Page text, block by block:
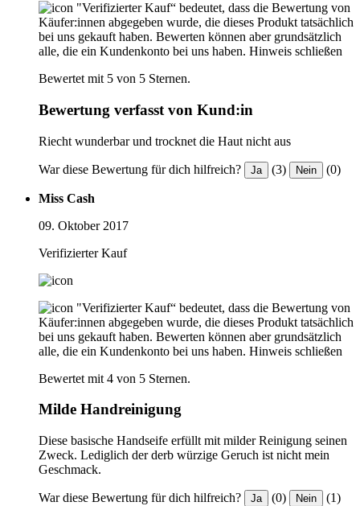
"Verifizierter Kauf“ bedeutet, dass die Bewertung von
Käufer:innen abgegeben wurde, die dieses Produkt tatsächlich
bei uns gekauft haben. Bewerten können aber grundsätzlich
alle, die ein Kundenkonto bei uns haben. Hinweis schließen
Bewertet mit 5 von 5 Sternen.
Bewertung verfasst von Kund:in
Riecht wunderbar und trocknet die Haut nicht aus
War diese Bewertung für dich hilfreich? Ja (3) Nein (0)
Miss Cash
09. Oktober 2017
Verifizierter Kauf
"Verifizierter Kauf“ bedeutet, dass die Bewertung von
Käufer:innen abgegeben wurde, die dieses Produkt tatsächlich
bei uns gekauft haben. Bewerten können aber grundsätzlich
alle, die ein Kundenkonto bei uns haben. Hinweis schließen
Bewertet mit 4 von 5 Sternen.
Milde Handreinigung
Diese basische Handseife erfüllt mit milder Reinigung seinen
Zweck. Lediglich der derb würzige Geruch ist nicht mein
Geschmack.
War diese Bewertung für dich hilfreich? Ja (0) Nein (1)